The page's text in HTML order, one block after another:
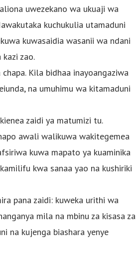
uwezekano wa ukuaji wa
kuchukulia utamaduni
kuwasaidia wasanii wa ndani
zao.
Kila bidhaa inayoangaziwa
na umuhimu wa kitamaduni
zaidi ya matumizi tu.
awali walikuwa wakitegemea
kuwa mapato ya kuaminika
kwa sanaa yao na kushiriki
pana zaidi: kuweka urithi wa
mila na mbinu za kisasa za
na kujenga biashara yenye